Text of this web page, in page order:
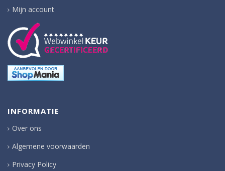
Mijn account
INFORMATIE
Over ons
Algemene voorwaarden
Privacy Policy